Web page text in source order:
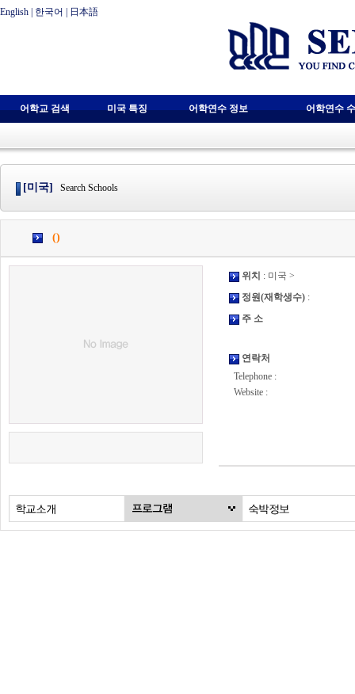
English 한국어 日本語
어학교 검색 미국 특징 어학연수 정보 어학연수
[미국] Search Schools
()
위치 : 미국 >
정원(재학생수) :
주 소
연락처
Telephone :
Website :